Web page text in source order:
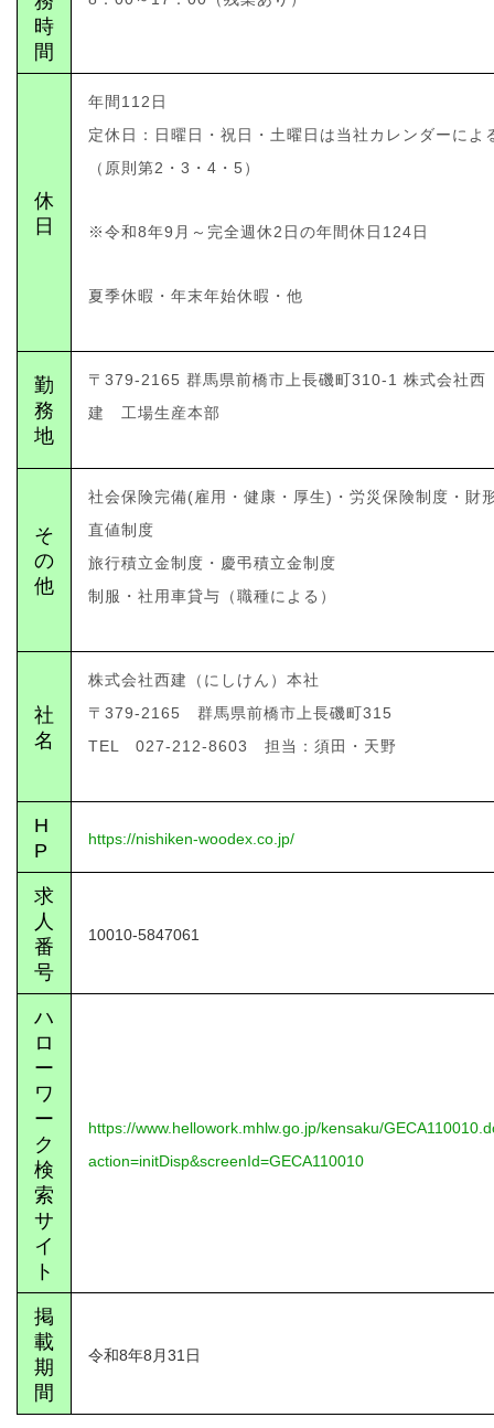
時
間
休
日
年間112日
定休日：日曜日・祝日・土曜日は当社カレンダーによ
（原則第2・3・4・5）
※令和8年9月～完全週休2日の年間休日124日
夏季休暇・年末年始休暇・他
勤
務
地
〒379-2165 群馬県前橋市上長磯町310-1 株式会社西
建 工場生産本部
そ
の
他
社会保険完備(雇用・健康・厚生)・労災保険制度・財
直値制度
旅行積立金制度・慶弔積立金制度
制服・社用車貸与（職種による）
社
名
株式会社西建（にしけん）本社
〒379-2165 群馬県前橋市上長磯町315
TEL 027-212-8603 担当：須田・天野
H
P
https://nishiken-woodex.co.jp/
求
人
番
号
10010-5847061
ハ
ロ
ー
ワ
ー
ク
検
索
サ
イ
ト
https://www.hellowork.mhlw.go.jp/kensaku/
action=initDisp&screenId=GECA110010
掲
載
期
間
令和8年8月31日